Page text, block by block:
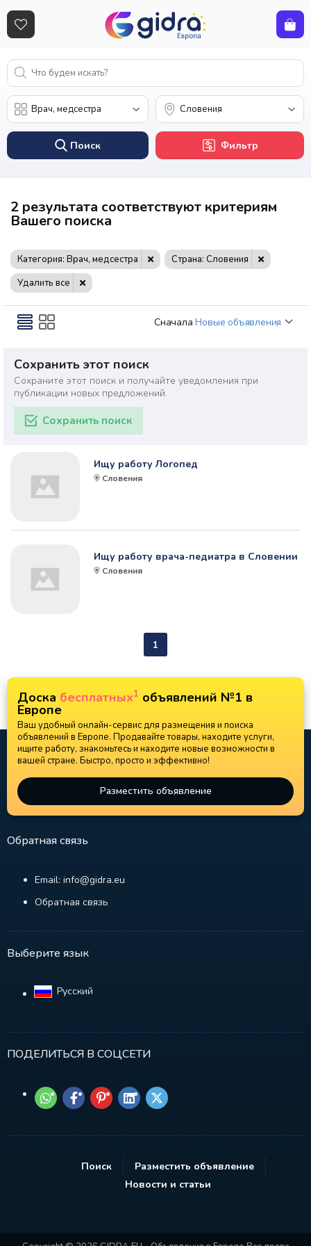
Поиск Фильтр
2 результата соответствуют критериям
Вашего поиска
Категория: Врач, медсестра
Страна: Словения
Удалить все
Сначала Новые объявления
Сохранить этот поиск
Сохраните этот поиск и получайте уведомления при
публикации новых предложений.
Сохранить поиск
Ищу работу Логопед
Словения
Ищу работу врача-педиатра в Словении
Словения
1
Доска бесплатных1 объявлений №1 в
Европе
Ваш удобный онлайн-сервис для размещения и поиска
объявлений в Европе. Продавайте товары, находите услуги,
ищите работу, знакомьтесь и находите новые возможности в
вашей стране. Быстро, просто и эффективно!
Разместить объявление
Обратная связь
Email: info@gidra.eu
Обратная связь
Выберите язык
Русский‎
ПОДЕЛИТЬСЯ В СОЦСЕТИ
Поиск
Разместить объявление
Новости и статьи